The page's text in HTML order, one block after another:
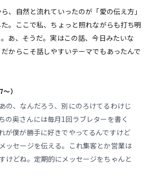
、自然と流れていったのが「愛の伝え方」
。ここで私、ちょっと照れながらも打ち明
あ、そうだ。実はこの話、今日みたいな
だからこそ話しやすいテーマでもあったんで
）
の、なんだろう、別にのろけてるわけじ
の奥さんには毎月1回ラブレターを書く
が僕が勝手に好きでやってるんですけど
ッセージを伝える。これ集客とか営業は
けどね。定期的にメッセージをちゃんと